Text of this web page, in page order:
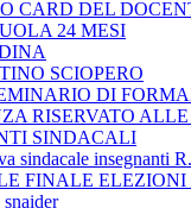
CARD DEL
24 MESI
SCIOPERO
DI
RISERVATO
SINDACALI
sindacale insegnanti
FINALE ELEZIONI